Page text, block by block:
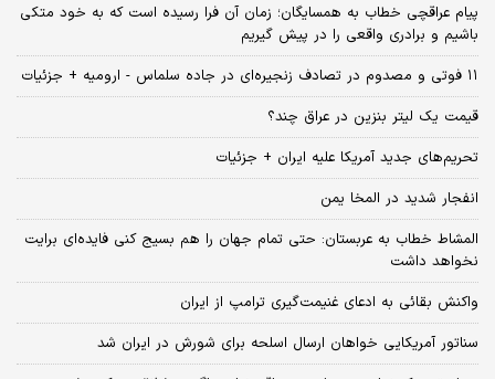
پیام عراقچی خطاب به همسایگان؛ زمان آن فرا رسیده است که به خود متکی
باشیم و برادری واقعی را در پیش گیریم
۱۱ فوتی و مصدوم در تصادف زنجیره‌ای در جاده سلماس - ارومیه + جزئیات
قیمت یک لیتر بنزین در عراق چند؟
تحریم‌های جدید آمریکا علیه ایران + جزئیات
انفجار شدید در المخا یمن
المشاط خطاب به عربستان: حتی تمام جهان را هم بسیج کنی فایده‌ای برایت
نخواهد داشت
واکنش بقائی به ادعای غنیمت‌گیری ترامپ از ایران
سناتور آمریکایی خواهان ارسال اسلحه برای شورش در ایران شد